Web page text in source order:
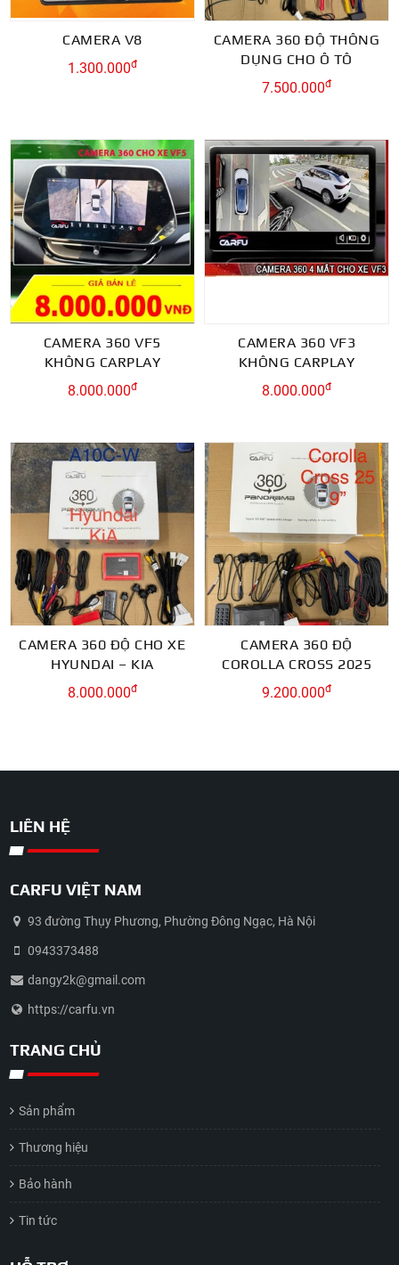
CAMERA V8
1.300.000đ
CAMERA 360 ĐỘ THÔNG
DỤNG CHO Ô TÔ
7.500.000đ
CAMERA 360 VF5
KHÔNG CARPLAY
8.000.000đ
CAMERA 360 VF3
KHÔNG CARPLAY
8.000.000đ
CAMERA 360 ĐỘ CHO XE
HYUNDAI – KIA
8.000.000đ
CAMERA 360 ĐỘ
COROLLA CROSS 2025
9.200.000đ
LIÊN HỆ
CARFU VIỆT NAM
93 đường Thụy Phương, Phường Đông Ngạc, Hà Nội
0943373488
dangy2k@gmail.com
https://carfu.vn
TRANG CHỦ
Sản phẩm
Thương hiệu
Bảo hành
Tin tức